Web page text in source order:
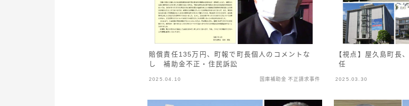
賠償責任135万円、町報で町長個人のコメントな
し 補助金不正・住民訴訟
2025.04.10 国庫補助金 不正請求事件
【視点】屋久島町長
任
2025.03.30